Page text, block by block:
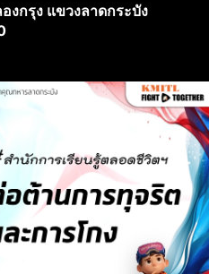
งกรุง แขวงลาดกระบัง